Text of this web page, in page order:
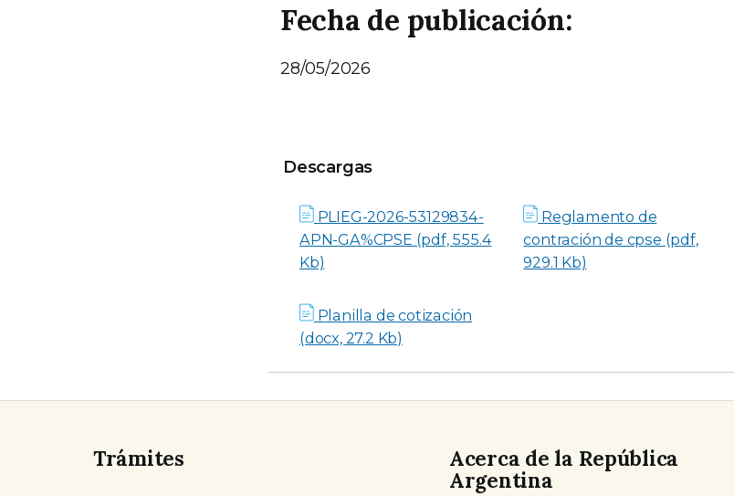
Fecha de publicación:
28/05/2026
Descargas
Descargas
PLIEG-2026-53129834-
APN-GA%CPSE (pdf, 555.4
Kb)
Reglamento de
contración de cpse (pdf,
929.1 Kb)
Planilla de cotización
(docx, 27.2 Kb)
Trámites
Acerca de la República
Argentina